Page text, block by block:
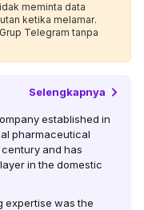
meminta data
ketika melamar.
Telegram tanpa
Selengkapnya
established in
pharmaceutical
and has
in the domestic
expertise was the